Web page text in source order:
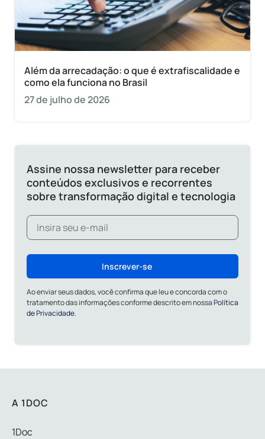
Além da arrecadação: o que é extrafiscalidade e
como ela funciona no Brasil
27 de julho de 2026
Assine nossa newsletter para receber
conteúdos exclusivos e recorrentes
sobre transformação digital e tecnologia
Inscrever-se
Ao enviar seus dados, você confirma que leu e concorda com o
tratamento das informações conforme descrito em nossaPolítica
de Privacidade.
A 1DOC
1Doc